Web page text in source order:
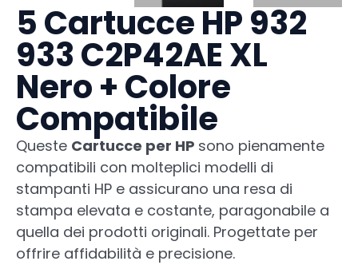
5 Cartucce HP 932
933 C2P42AE XL
Nero + Colore
Compatibile
Queste Cartucce per HP sono pienamente
compatibili con molteplici modelli di
stampanti HP e assicurano una resa di
stampa elevata e costante, paragonabile a
quella dei prodotti originali. Progettate per
offrire affidabilità e precisione.